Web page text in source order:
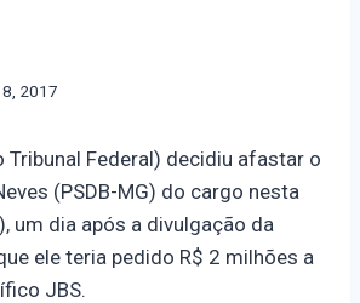
2017
Tribunal Federal) decidiu afastar o
(PSDB-MG) do cargo nesta
um dia após a divulgação da
ele teria pedido R$ 2 milhões a
JBS.